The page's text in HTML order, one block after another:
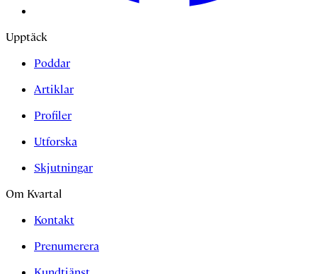
Upptäck
Poddar
Artiklar
Profiler
Utforska
Skjutningar
Om Kvartal
Kontakt
Prenumerera